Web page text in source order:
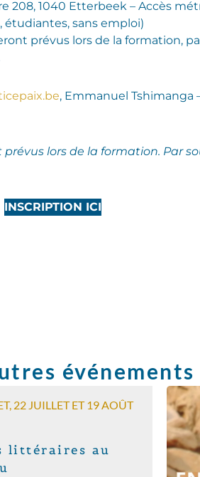
208, 1040 Etterbeek – Accès
étudiantes, sans emploi)
prévus lors de la formation,
, Emmanuel Tshimanga
lors de la formation. Par
INSCRIPTION ICI
22 JUILLET ET 19 AOÛT
littéraires au